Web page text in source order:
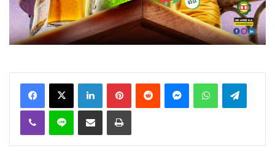
FacebookX Linkedin PinterestReddit MessengerWhatsAppTelegram
Viber Ligne Partager par email Imprimer